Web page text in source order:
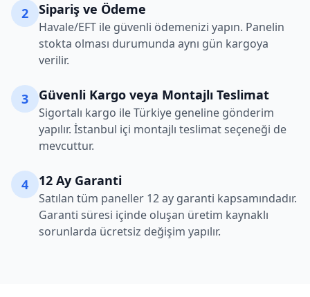
2 Sipariş ve Ödeme
Havale/EFT ile güvenli ödemenizi yapın. Panelin
stokta olması durumunda aynı gün kargoya
verilir.
3 Güvenli Kargo veya Montajlı Teslimat
Sigortalı kargo ile Türkiye geneline gönderim
yapılır. İstanbul içi montajlı teslimat seçeneği de
mevcuttur.
4 12 Ay Garanti
Satılan tüm paneller 12 ay garanti kapsamındadır.
Garanti süresi içinde oluşan üretim kaynaklı
sorunlarda ücretsiz değişim yapılır.